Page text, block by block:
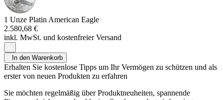
1 Unze Platin American Eagle
2.580,68 €
inkl. MwSt. und kostenfreier Versand
In den Warenkorb
Erhalten Sie kostenlose Tipps um Ihr Vermögen zu schützen und als
erster von neuen Produkten zu erfahren
Sie möchten regelmäßig über Produktneuheiten, spannende